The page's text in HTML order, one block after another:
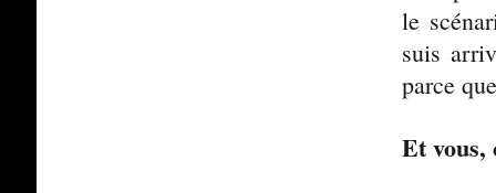
le
suis
parce
Et vous,